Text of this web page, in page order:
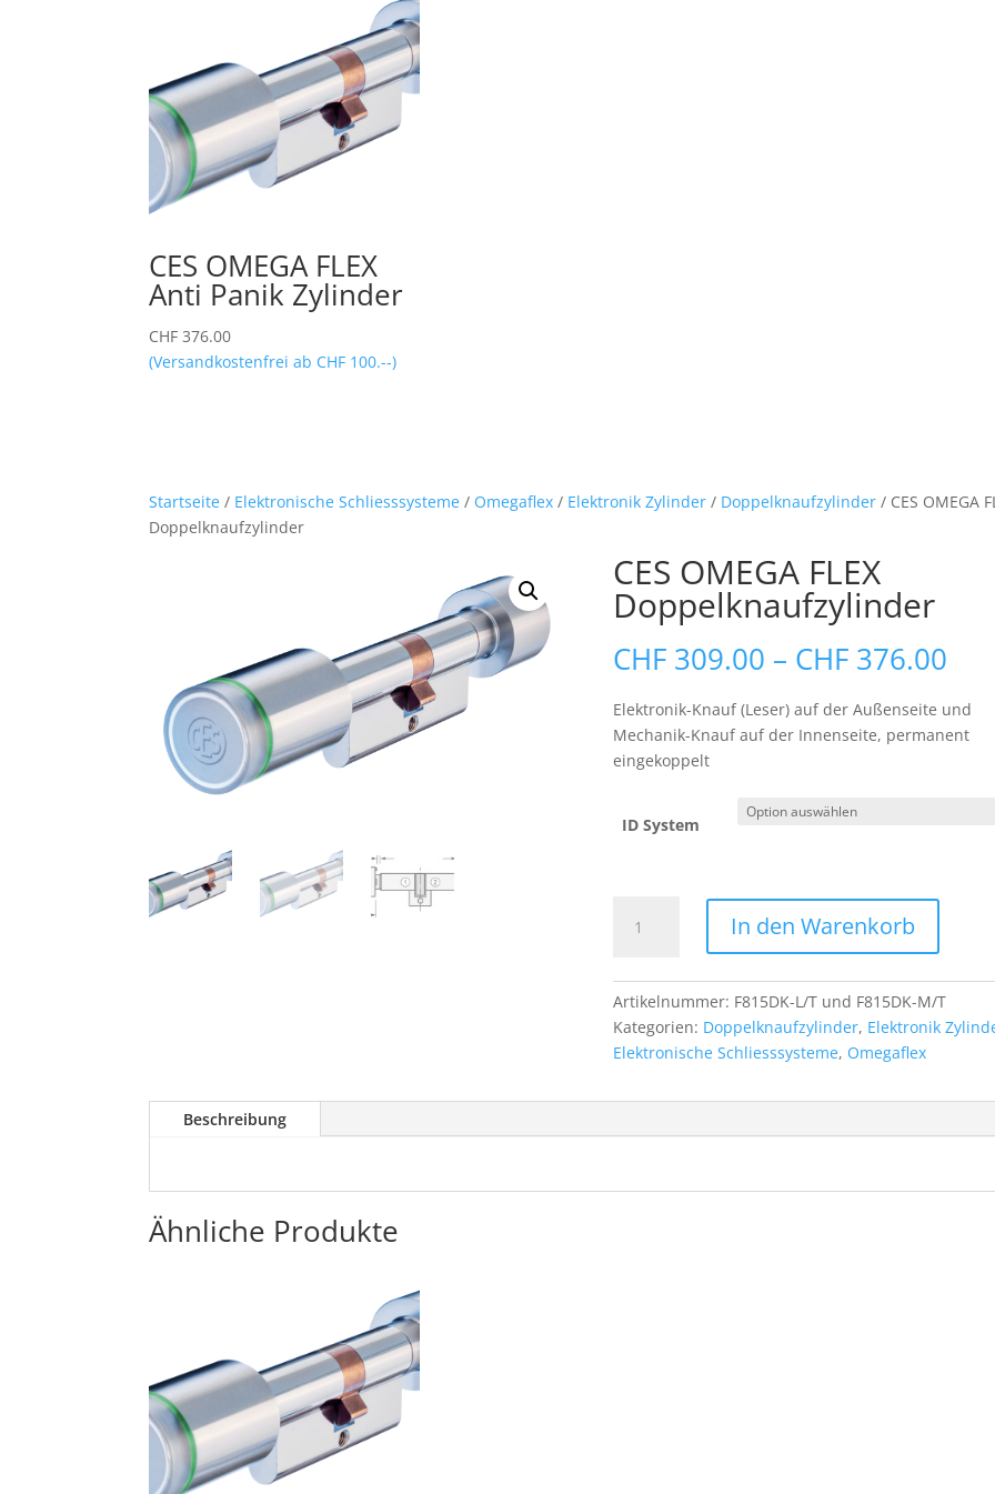
CES OMEGA FLEX
Anti Panik Zylinder
CHF 376.00
(Versandkostenfrei ab CHF 100.--)
Startseite / Elektronische Schliesssysteme / Omegaflex / Elektronik Zylinder / Doppelknaufzylinder / CES OMEGA
Doppelknaufzylinder
CES OMEGA FLEX
Doppelknaufzylinder
CHF 309.00 – CHF 376.00
bis
Elektronik-Knauf (Leser) auf der Außenseite und
Mechanik-Knauf auf der Innenseite, permanent
eingekoppelt
ID System
OMEGA
Doppelknaufzylinder
Menge
In den Warenkorb
Artikelnummer: F815DK-L/T und F815DK-M/T
Kategorien: Doppelknaufzylinder, Elektronik
Elektronische Schliesssysteme, Omegaflex
Beschreibung
Ähnliche Produkte